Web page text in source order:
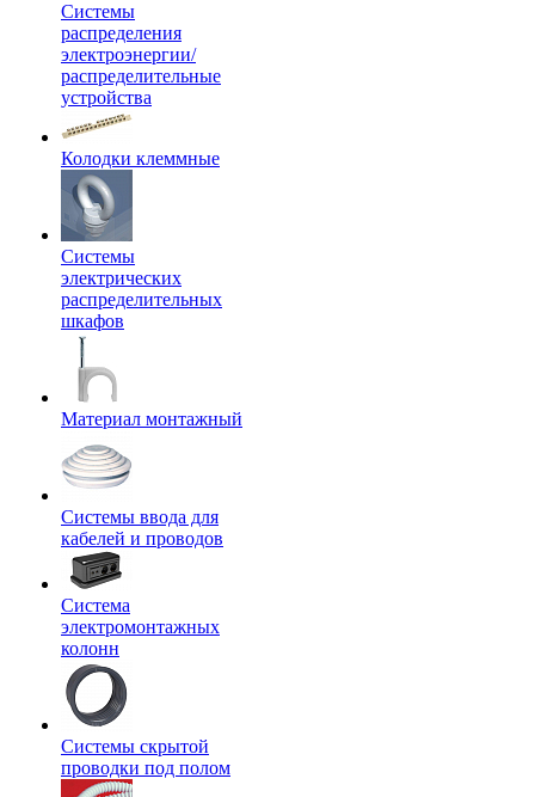
Системы
распределения
электроэнергии/
распределительные
устройства
Колодки клеммные
Системы
электрических
распределительных
шкафов
Материал монтажный
Системы ввода для
кабелей и проводов
Система
электромонтажных
колонн
Системы скрытой
проводки под полом